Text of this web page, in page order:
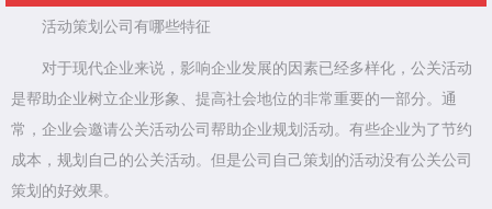
活动策划公司有哪些特征
对于现代企业来说，影响企业发展的因素已经多样化，公关活动
是帮助企业树立企业形象、提高社会地位的非常重要的一部分。通
常，企业会邀请公关活动公司帮助企业规划活动。有些企业为了节约
成本，规划自己的公关活动。但是公司自己策划的活动没有公关公司
策划的好效果。